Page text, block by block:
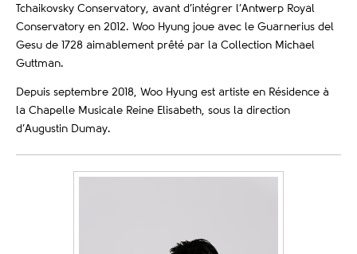
Tchaikovsky Conservatory, avant d’intégrer l’Antwerp Royal
Conservatory en 2012. Woo Hyung joue avec le Guarnerius del
Gesu de 1728 aimablement prêté par la Collection Michael
Guttman.
Depuis septembre 2018, Woo Hyung est artiste en Résidence à
la Chapelle Musicale Reine Elisabeth, sous la direction
d’Augustin Dumay.